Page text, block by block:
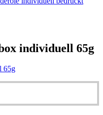
individuell 65g
65g